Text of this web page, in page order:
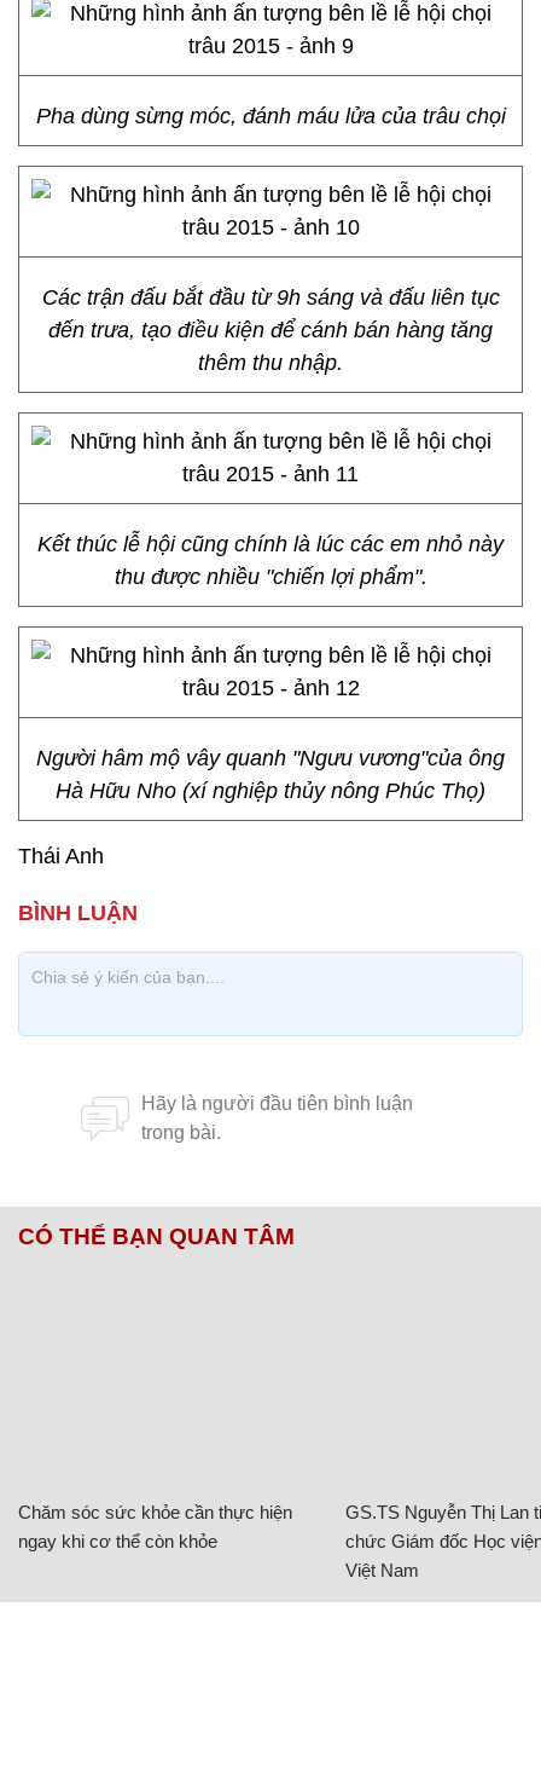
Pha dùng sừng móc, đánh máu lửa của trâu chọi
Các trận đấu bắt đầu từ 9h sáng và đấu liên tục
đến trưa, tạo điều kiện để cánh bán hàng tăng
thêm thu nhập.
Kết thúc lễ hội cũng chính là lúc các em nhỏ này
thu được nhiều "chiến lợi phẩm".
Người hâm mộ vây quanh "Ngưu vương"của ông
Hà Hữu Nho (xí nghiệp thủy nông Phúc Thọ)
Thái Anh
CÓ THỂ BẠN QUAN TÂM
Chăm sóc sức khỏe cần thực hiện
ngay khi cơ thể còn khỏe
GS.TS Nguyễn Thị Lan
chức Giám đốc Học
Việt Nam